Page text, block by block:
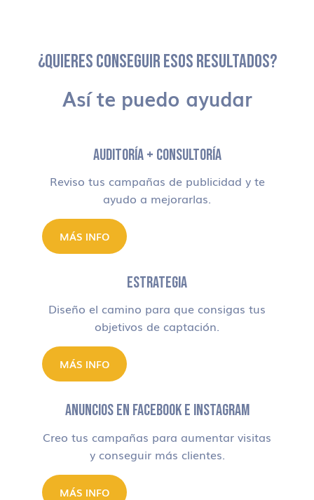
¿QUIERES CONSEGUIR ESOS RESULTADOS?
Así te puedo ayudar
AUDITORÍA + CONSULTORÍA
Reviso tus campañas de publicidad y te
ayudo a mejorarlas.
MÁS INFO
ESTRATEGIA
Diseño el camino para que consigas tus
objetivos de captación.
MÁS INFO
ANUNCIOS EN FACEBOOK E INSTAGRAM
Creo tus campañas para aumentar visitas
y conseguir más clientes.
MÁS INFO